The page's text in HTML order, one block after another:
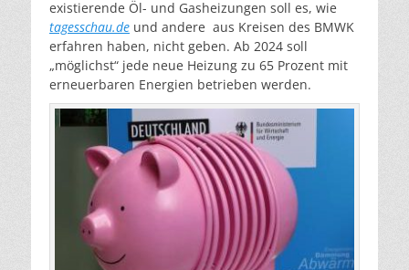
existierende Öl- und Gasheizungen soll es, wie
tagesschau.de und andere aus Kreisen des BMWK
erfahren haben, nicht geben. Ab 2024 soll
„möglichst“ jede neue Heizung zu 65 Prozent mit
erneuerbaren Energien betrieben werden.